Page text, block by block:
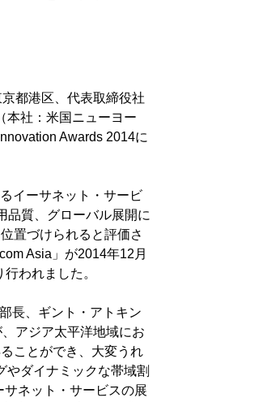
都港区、代表取締役社
本社：米国ニューヨー
Awards 2014に
イーサネット・サービ
品質、グローバル展開に
置づけられると評価さ
Asia」が2014年12月
われました。
長、ギント・アトキン
アジア太平洋地域にお
ことができ、大変うれ
やダイナミックな帯域割
ネット・サービスの展